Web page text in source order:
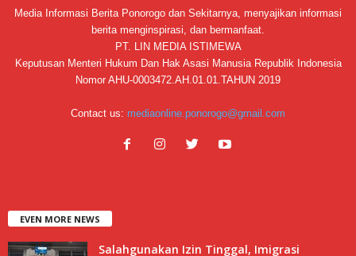
Media Informasi Berita Ponorogo dan Sekitarnya, menyajikan informasi
berita menginspirasi, dan bermanfaat.
PT. LIN MEDIA ISTIMEWA
Keputusan Menteri Hukum Dan Hak Asasi Manusia Republik Indonesia
Nomor AHU-0003472.AH.01.01.TAHUN 2019
Contact us: mediaonline.ponorogo@gmail.com
EVEN MORE NEWS
Salahgunakan Izin Tinggal, Imigrasi